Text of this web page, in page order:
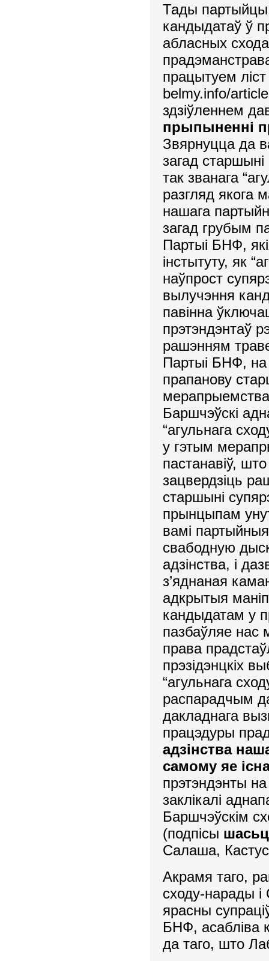
Тады
кандыдатаў ў
абласных
працытуем
belmy.info/
здзіўленнем
прыпыненні
Звярнуцца да
загад
так званага
разгляд якога
нашага
загад грубым
Партыі БНФ,
інстытуту, як
наўпрост
вылучэння
павінна
прэтэндэнтаў
рашэнням
Партыі БНФ, на
прапанову
Баршчэўскі
“агульнага
у гэтым
пастанавіў,
зацвердзіць
старшыні
прынцыпам
вамі
свабодную
адзінства, і
з’яднаная
адкрытыя
кандыдатам у
пазбаўляе нас
права
прэзідэнцкіх
“агульнага
распарадчым
дакладнага
працэдуры
адзінства
самому яе
прэтэндэнты
заклікалі
Баршчэўскім
(подпісы
Салаша,
Акрамя таго,
сходу-нарады
ярасны
БНФ, асабліва
да таго, што